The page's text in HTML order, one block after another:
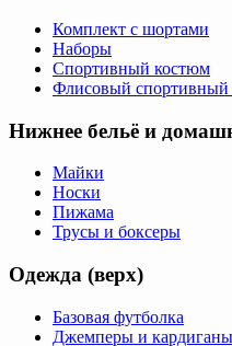
Комплект с шортами
Наборы
Спортивный костюм
Флисовый спортивный
Нижнее бельё и
Майки
Носки
Пижама
Трусы и боксеры
Одежда (верх)
Базовая футболка
Джемперы и кардиганы